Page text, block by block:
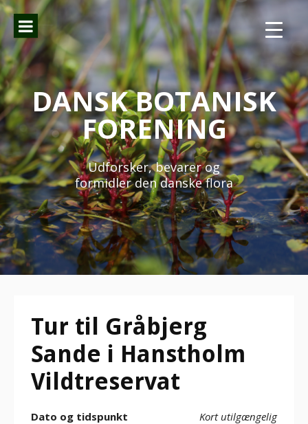
Spring
indhold
DANSK BOTANISK
FORENING
Udforsker, bevarer og
formidler den danske flora
Tur til Gråbjerg
Sande i Hanstholm
Vildtreservat
Kort utilgængelig
Dato og tidspunkt